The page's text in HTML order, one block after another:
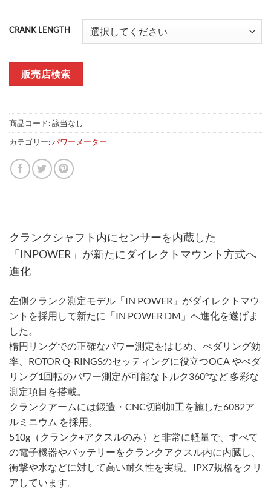
CRANK LENGTH
販売店検索
商品コード:該当なし
カテゴリー:パワーメーター
クランクシャフト内にセンサーを内蔵した
「INPOWER」が新たにダイレクトマウント方式へ
進化
左側クランク測定モデル「IN POWER」がダイレクトマウ
ントを採用して新たに「IN POWER DM」へ進化を遂げま
した。
楕円リングでの正確なパワー測定をはじめ、ぺダリング効
率、ROTOR Q-RINGSのセッティングに役立つOCA やぺダ
リング1回転のパワー測定が可能なトルク360°など 多彩な
測定項目を搭載。
クランクアームには鍛造・CNC切削加工を施した6082ア
ルミニウム を採用。
510g（クランク+アクスルのみ）と非常に軽量で、すべて
の電子機器やバッテリーをクランクアクスル内に内臓し、
衝撃や水などに対して高い耐久性を実現。IPX7規格をクリ
アしています。